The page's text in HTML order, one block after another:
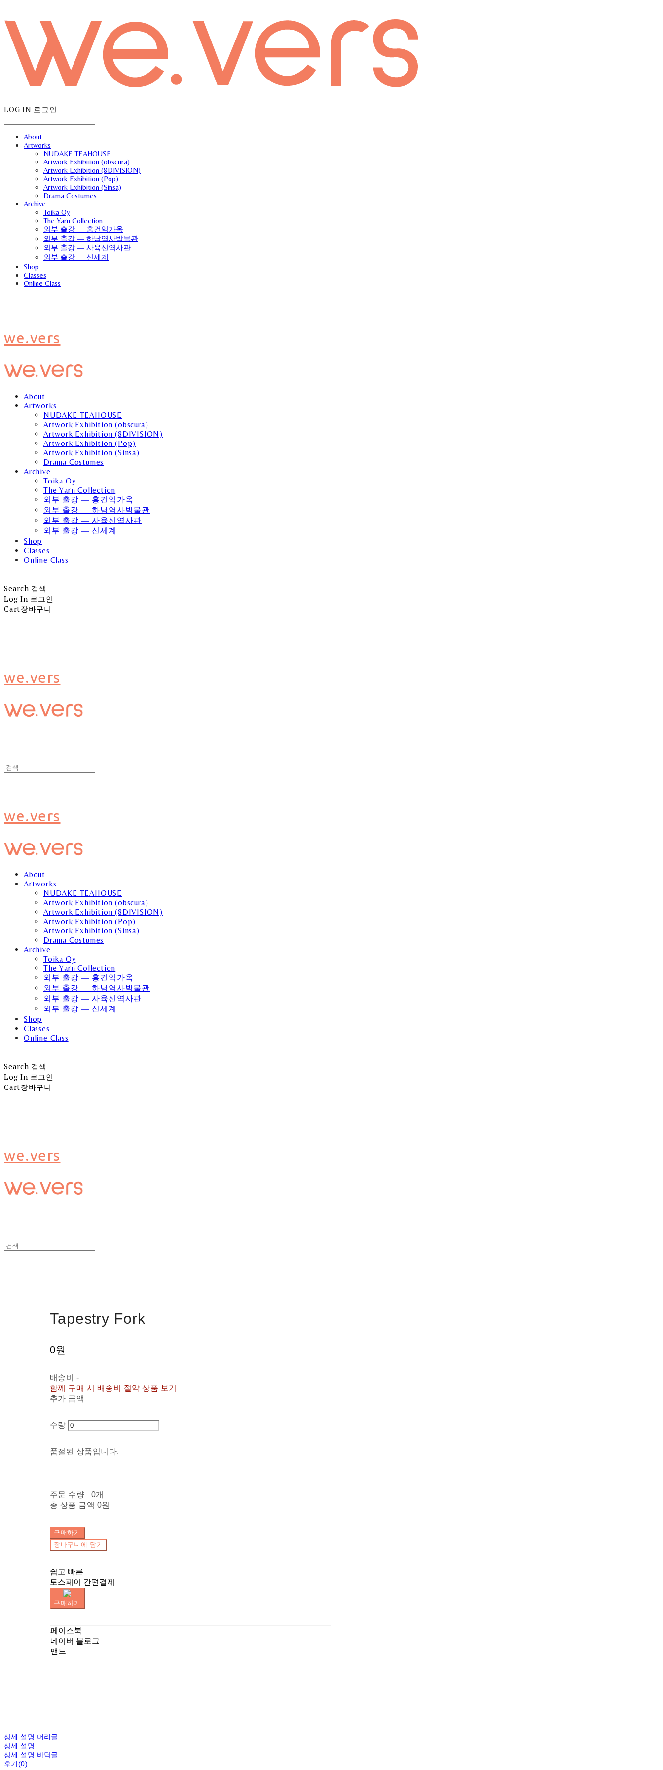
LOG IN 로그인
About
Artworks
NUDAKE TEAHOUSE
Artwork Exhibition (obscura)
Artwork Exhibition (8DIVISION)
Artwork Exhibition (Pop)
Artwork Exhibition (Sinsa)
Drama Costumes
Archive
Toika Oy
The Yarn Collection
외부 출강 — 홍건익가옥
외부 출강 — 하남역사박물관
외부 출강 — 사육신역사관
외부 출강 — 신세계
Shop
Classes
Online Class
we.vers
About
Artworks
NUDAKE TEAHOUSE
Artwork Exhibition (obscura)
Artwork Exhibition (8DIVISION)
Artwork Exhibition (Pop)
Artwork Exhibition (Sinsa)
Drama Costumes
Archive
Toika Oy
The Yarn Collection
외부 출강 — 홍건익가옥
외부 출강 — 하남역사박물관
외부 출강 — 사육신역사관
외부 출강 — 신세계
Shop
Classes
Online Class
Search 검색
Log In 로그인
Cart장바구니
we.vers
we.vers
About
Artworks
NUDAKE TEAHOUSE
Artwork Exhibition (obscura)
Artwork Exhibition (8DIVISION)
Artwork Exhibition (Pop)
Artwork Exhibition (Sinsa)
Drama Costumes
Archive
Toika Oy
The Yarn Collection
외부 출강 — 홍건익가옥
외부 출강 — 하남역사박물관
외부 출강 — 사육신역사관
외부 출강 — 신세계
Shop
Classes
Online Class
Search 검색
Log In 로그인
Cart장바구니
we.vers
Tapestry Fork
0원
배송비 -
함께 구매 시 배송비 절약 상품 보기
추가 금액
수량
품절된 상품입니다.
주문 수량
0개
총 상품 금액 0원
구매하기
장바구니에 담기
쉽고 빠른
토스페이 간편결제
구매하기
페이스북
네이버 블로그
밴드
상세 설명 머리글
상세 설명
상세 설명 바닥글
후기(0)